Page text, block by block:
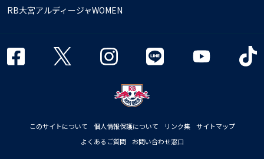
RB大宮アルディージャWOMEN
このサイトについて 個人情報保護について リンク集
サイトマップ
よくあるご質問
お問い合わせ窓口